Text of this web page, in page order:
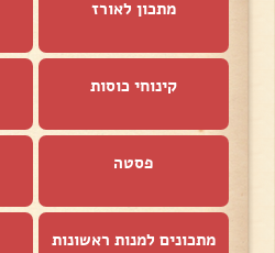
מתכון לאורז
קינוחי כוסות
פסטה
מתכונים למנות ראשונות